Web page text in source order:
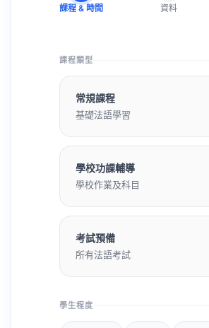
課程 & 時間 資料
課程類型
常規課程
基礎法語學習
學校功課輔導
學校作業及科目
考試預備
所有法語考試
學生程度